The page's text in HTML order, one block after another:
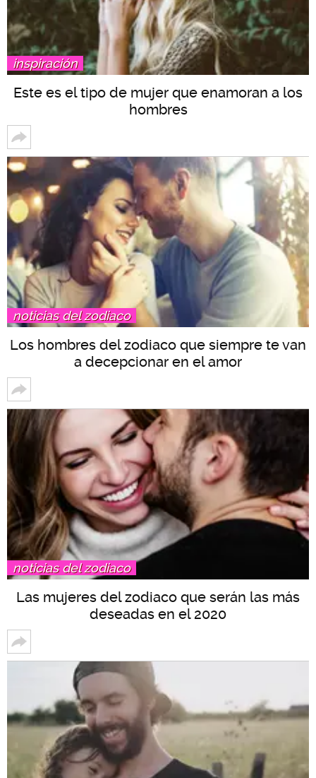
inspiración
Este es el tipo de mujer que enamoran a los
hombres
noticias del zodiaco
Los hombres del zodiaco que siempre te van
a decepcionar en el amor
noticias del zodiaco
Las mujeres del zodiaco que serán las más
deseadas en el 2020